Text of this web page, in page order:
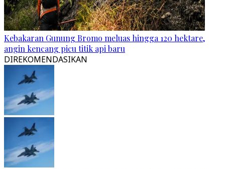
Kebakaran Gunung Bromo meluas hingga 120 hektare,
angin kencang picu titik api baru
DIREKOMENDASIKAN